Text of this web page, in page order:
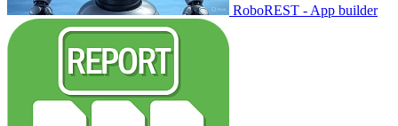
RoboREST - App builder